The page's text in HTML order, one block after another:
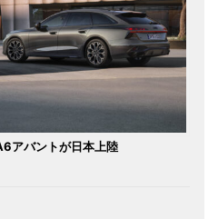
アバントが日本上陸